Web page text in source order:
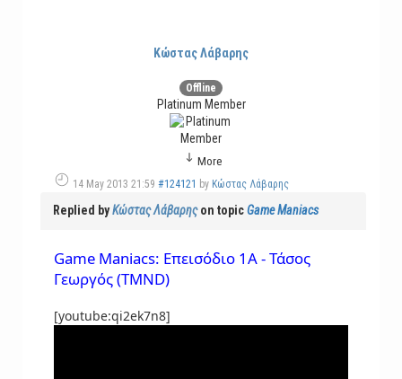
Κώστας Λάβαρης
Offline
Platinum Member
More
14 May 2013 21:59 #124121 by Κώστας Λάβαρης
Replied byΚώστας Λάβαρηςon topicGame Maniacs
Game Maniacs: Επεισόδιο 1Α - Τάσος
Γεωργός (TMND)
[youtube:qi2ek7n8]